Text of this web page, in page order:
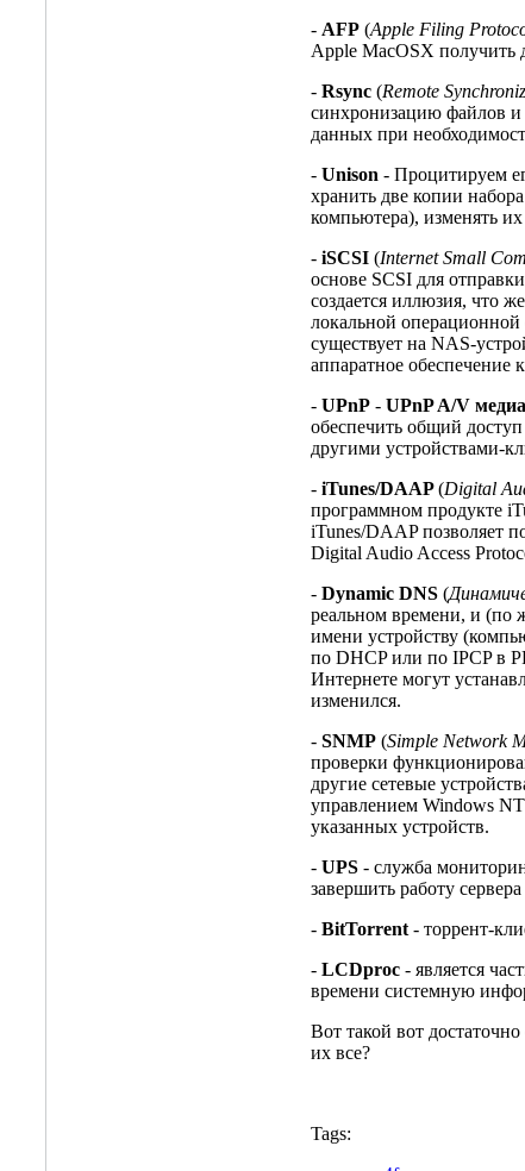
- AFP (Apple Filing
Apple MacOSX получить
- Rsync (Remote
синхронизацию файлов и
данных при
- Unison - Процитируем
хранить две копии
компьютера), изменять
- iSCSI (Internet Small
основе SCSI для
создается иллюзия, что
локальной
существует на NAS-
аппаратное обеспечение
- UPnP - UPnP A/V
обеспечить общий
другими устройствами-
- iTunes/DAAP(Digital
программном продукте
iTunes/DAAP позволяет
Digital Audio Access
- Dynamic DNS (
реальном времени, и (по
имени устройству
по DHCP или по IPCP в
Интернете могут
изменился.
- SNMP (Simple Network
проверки
другие сетевые
управлением Windows
указанных устройств.
- UPS - служба
завершить работу
- BitTorrent - торрент-
- LCDproc - является
времени системную
Вот такой вот
их все?
Tags: